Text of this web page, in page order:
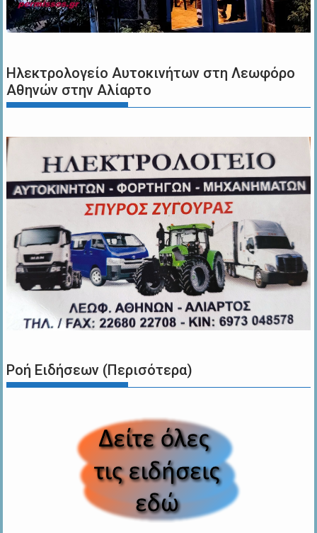
Ηλεκτρολογείο Αυτοκινήτων στη Λεωφόρο
Αθηνών στην Αλίαρτο
Ροή Ειδήσεων (Περισότερα)